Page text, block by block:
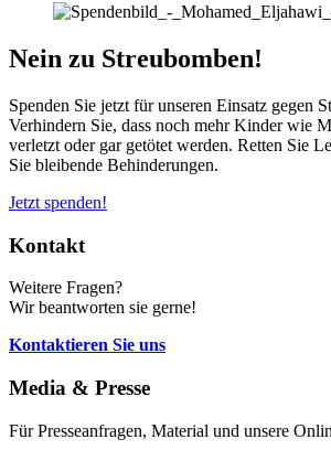
Nein zu Streubomben!
Spenden Sie jetzt für unseren Einsatz gegen
Verhindern Sie, dass noch mehr Kinder wie
verletzt oder gar getötet werden. Retten Sie
Sie bleibende Behinderungen.
Jetzt spenden!
Kontakt
Weitere Fragen?
Wir beantworten sie gerne!
Kontaktieren Sie uns
Media & Presse
Für Presseanfragen, Material und unsere